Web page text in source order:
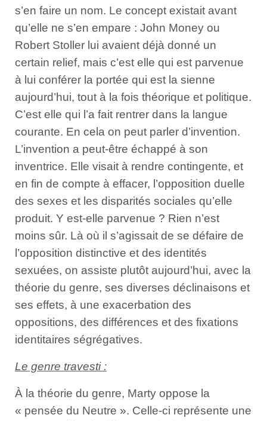
s’en faire un nom. Le concept existait avant
qu’elle ne s’en empare : John Money ou
Robert Stoller lui avaient déjà donné un
certain relief, mais c’est elle qui est parvenue
à lui conférer la portée qui est la sienne
aujourd’hui, tout à la fois théorique et politique.
C’est elle qui l’a fait rentrer dans la langue
courante. En cela on peut parler d’invention.
L’invention a peut-être échappé à son
inventrice. Elle visait à rendre contingente, et
en fin de compte à effacer, l’opposition duelle
des sexes et les disparités sociales qu’elle
produit. Y est-elle parvenue ? Rien n’est
moins sûr. Là où il s’agissait de se défaire de
l’opposition distinctive et des identités
sexuées, on assiste plutôt aujourd’hui, avec la
théorie du genre, ses diverses déclinaisons et
ses effets, à une exacerbation des
oppositions, des différences et des fixations
identitaires ségrégatives.
Le genre travesti :
À la théorie du genre, Marty oppose la
« pensée du Neutre ». Celle-ci représente une